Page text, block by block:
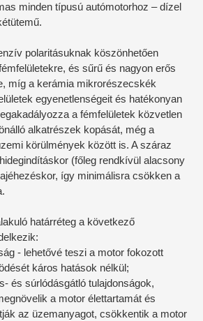
minden típusú autómotorhoz – dízel
polaritásuknak köszönhetően
és sűrű és nagyon erős
míg a kerámia mikrorészecskék
egyenetlenségeit és hatékonyan
a fémfelületek közvetlen
alkatrészek kopását, még a
körülmények között is. A száraz
(főleg rendkívül alacsony
így minimálisra csökken a
határréteg a következő
- lehetővé teszi a motor fokozott
káros hatások nélkül;
és súrlódásgátló tulajdonságok,
a motor élettartamát és
az üzemanyagot, csökkentik a motor